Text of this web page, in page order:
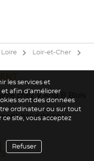
arrow Loir-et-Cher arrow
chez V And B Blois
nos éditions
les services et
afin d’améliorer
sont des données
ordinateur ou sur tout
site, vous acceptez
Refuser